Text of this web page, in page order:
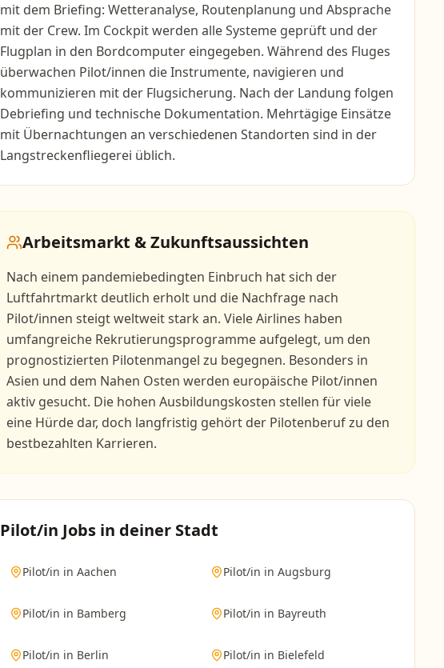
mit dem Briefing: Wetteranalyse, Routenplanung und Absprache
mit der Crew. Im Cockpit werden alle Systeme geprüft und der
Flugplan in den Bordcomputer eingegeben. Während des Fluges
überwachen Pilot/innen die Instrumente, navigieren und
kommunizieren mit der Flugsicherung. Nach der Landung folgen
Debriefing und technische Dokumentation. Mehrtägige Einsätze
mit Übernachtungen an verschiedenen Standorten sind in der
Langstreckenfliegerei üblich.
Arbeitsmarkt & Zukunftsaussichten
Nach einem pandemiebedingten Einbruch hat sich der
Luftfahrtmarkt deutlich erholt und die Nachfrage nach
Pilot/innen steigt weltweit stark an. Viele Airlines haben
umfangreiche Rekrutierungsprogramme aufgelegt, um den
prognostizierten Pilotenmangel zu begegnen. Besonders in
Asien und dem Nahen Osten werden europäische Pilot/innen
aktiv gesucht. Die hohen Ausbildungskosten stellen für viele
eine Hürde dar, doch langfristig gehört der Pilotenberuf zu den
bestbezahlten Karrieren.
Pilot/in Jobs in deiner Stadt
Pilot/in in Aachen Pilot/in in Augsburg
Pilot/in in Bamberg Pilot/in in Bayreuth
Pilot/in in Berlin Pilot/in in Bielefeld